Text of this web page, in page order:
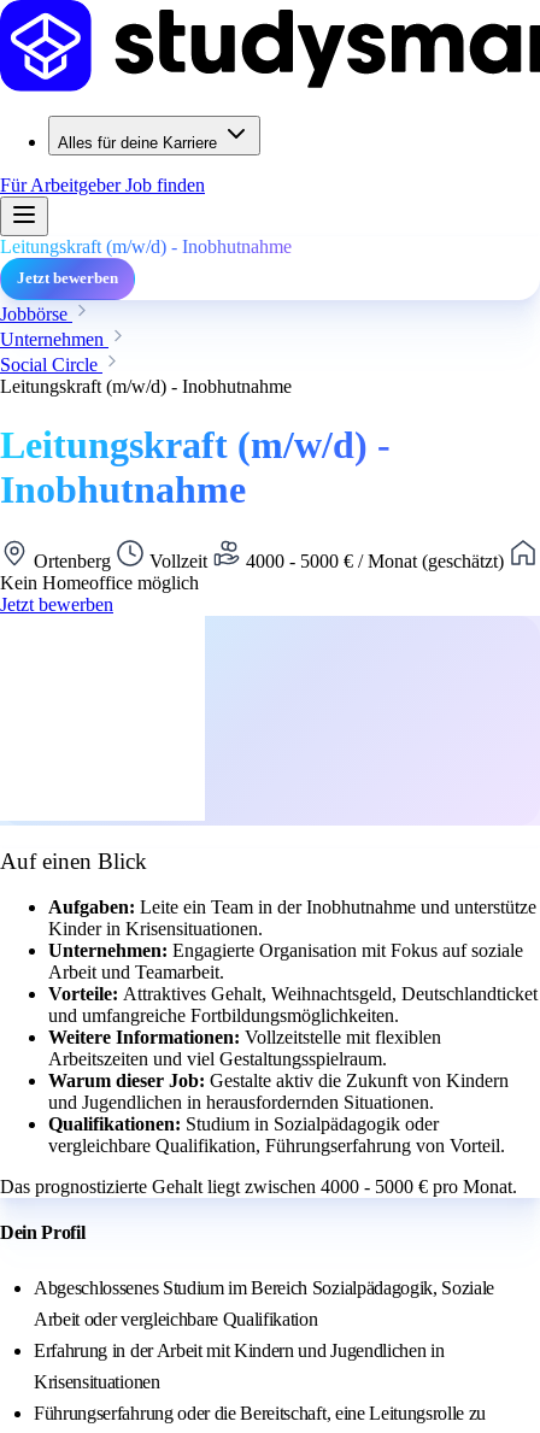
Alles für deine Karriere
Für ArbeitgeberJob finden
Leitungskraft (m/w/d) - Inobhutnahme
Jetzt bewerben
Jobbörse
Unternehmen
Social Circle
Leitungskraft (m/w/d) - Inobhutnahme
Leitungskraft (m/w/d) -
Inobhutnahme
Ortenberg Vollzeit
4000 - 5000 € / Monat (geschätzt)
Kein Homeoffice möglich
Jetzt bewerben
Auf einen Blick
Aufgaben: Leite ein Team in der Inobhutnahme und unterstütze
Kinder in Krisensituationen.
Unternehmen: Engagierte Organisation mit Fokus auf soziale
Arbeit und Teamarbeit.
Vorteile: Attraktives Gehalt, Weihnachtsgeld, Deutschlandticket
und umfangreiche Fortbildungsmöglichkeiten.
Weitere Informationen: Vollzeitstelle mit flexiblen
Arbeitszeiten und viel Gestaltungsspielraum.
Warum dieser Job: Gestalte aktiv die Zukunft von Kindern
und Jugendlichen in herausfordernden Situationen.
Qualifikationen: Studium in Sozialpädagogik oder
vergleichbare Qualifikation, Führungserfahrung von Vorteil.
Das prognostizierte Gehalt liegt zwischen 4000 - 5000 € pro Monat.
Dein Profil
Abgeschlossenes Studium im Bereich Sozialpädagogik, Soziale
Arbeit oder vergleichbare Qualifikation
Erfahrung in der Arbeit mit Kindern und Jugendlichen in
Krisensituationen
Führungserfahrung oder die Bereitschaft, eine Leitungsrolle zu